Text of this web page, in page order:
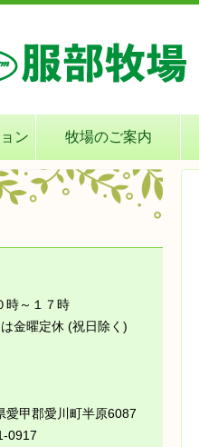
ン 牧場のご案内
時～１７時
金曜定休 (祝日除く)
愛甲郡愛川町半原6087
0917